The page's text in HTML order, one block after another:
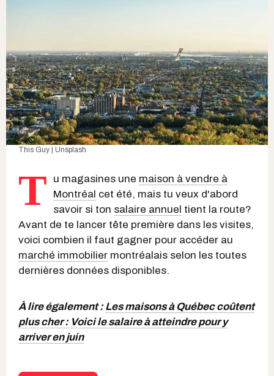
This Guy | Unsplash
T u magasines une maison à vendre à
Montréal cet été, mais tu veux d'abord
savoir si ton salaire annuel tient la route?
Avant de te lancer tête première dans les visites,
voici combien il faut gagner pour accéder au
marché immobilier montréalais selon les toutes
dernières données disponibles.
À lire également :Les maisons à Québec coûtent
plus cher : Voici le salaire à atteindre pour y
arriver en juin